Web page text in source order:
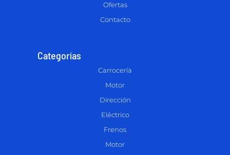
Ofertas
Contacto
Categorías
Carrocería
Motor
Dirección
Eléctrico
Frenos
Motor